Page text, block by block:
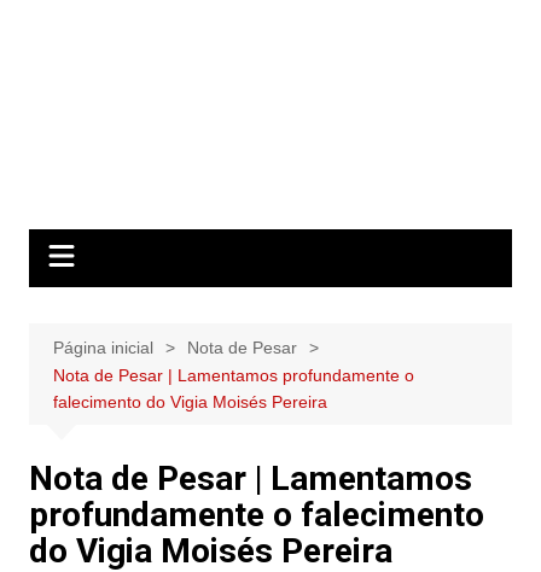
Página inicial
Nota de Pesar
Nota de Pesar | Lamentamos profundamente o
falecimento do Vigia Moisés Pereira
Nota de Pesar | Lamentamos
profundamente o falecimento
do Vigia Moisés Pereira